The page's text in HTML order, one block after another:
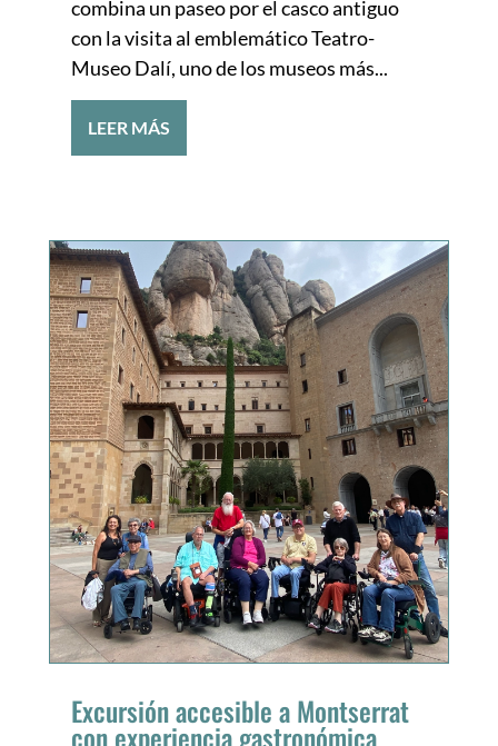
combina un paseo por el casco antiguo
con la visita al emblemático Teatro-
Museo Dalí, uno de los museos más...
LEER MÁS
Excursión accesible a Montserrat
con experiencia gastronómica